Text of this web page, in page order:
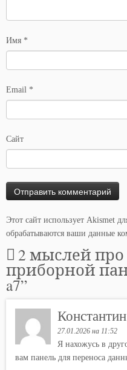
Имя *
Email *
Сайт
Этот сайт использует Akismet
обрабатываются ваши данные
2 мыслей про
приборной
a7”
Константин
27.01.2026 на 11:52
Я нахожусь в
вам панель для переноса